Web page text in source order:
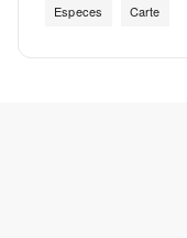
Especes Carte